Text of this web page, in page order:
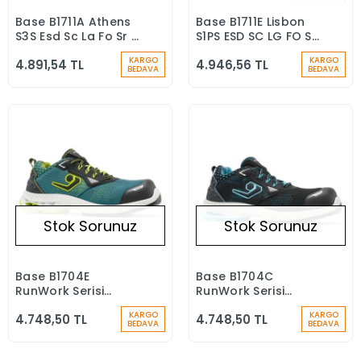
Stokta Yok
Base B1711A Athens
S3S Esd Sc Lg Fo Sr Iş
4.891,54 TL KARGO
BEDAVA
Stokta Yok
Base B1711E Lisbon
S1PS ESD SC LG FO SR
4.946,56 TL KARGO
BEDAVA
Stokta Yok
Stok Sorunuz
Base B1704E
RunWork Serisi
Roma S1PS ESD SC LG
FO SR Kompozit
Burun İş Ayakkabısı
4.748,50 TL KARGO
BEDAVA
Stokta Yok
Stok Sorunuz
Base B1704C
RunWork Serisi
Sydney S1PS ESD SC
LG FO SR Kompozit
Burun İş Ayakkabısı
4.748,50 TL KARGO
BEDAVA